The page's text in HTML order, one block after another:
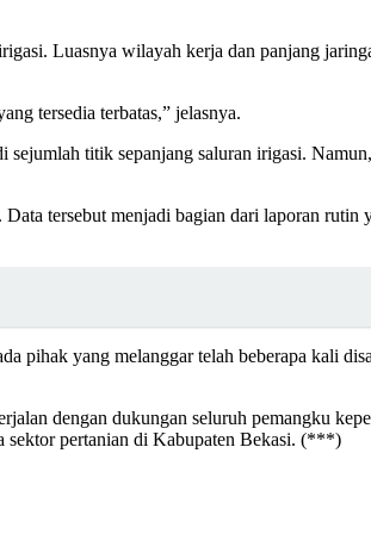
Luasnya wilayah kerja dan panjang
tersedia terbatas,” jelasnya.
sejumlah titik sepanjang saluran irigasi.
tersebut menjadi bagian dari laporan rutin
pihak yang melanggar telah beberapa kali
dengan dukungan seluruh pemangku
sektor pertanian di Kabupaten Bekasi. (***)